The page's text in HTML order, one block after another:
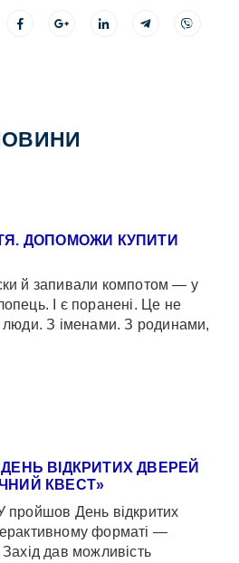
ДОПОМОЖИ КУПИТИ
й запивали компотом — у
І є поранені. Це не
люди. З іменами. З родинами,
ВІДКРИТИХ ДВЕРЕЙ
КВЕСТ»
пройшов День відкритих
форматі —
дав можливість